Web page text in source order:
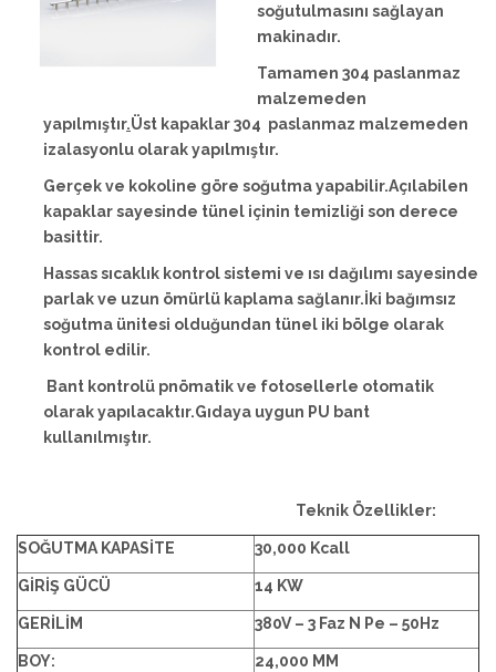
soğutulmasını sağlayan
makinadır.
Tamamen 304 paslanmaz
malzemeden
yapılmıştır.Üst kapaklar 304 paslanmaz malzemeden
izalasyonlu olarak yapılmıştır.
Gerçek ve kokoline göre soğutma yapabilir.Açılabilen
kapaklar sayesinde tünel içinin temizliği son derece
basittir.
Hassas sıcaklık kontrol sistemi ve ısı dağılımı sayesinde
parlak ve uzun ömürlü kaplama sağlanır.İki bağımsız
soğutma ünitesi olduğundan tünel iki bölge olarak
kontrol edilir.
Bant kontrolü pnömatik ve fotosellerle otomatik
olarak yapılacaktır.Gıdaya uygun PU bant
kullanılmıştır.
Teknik Özellikler:
SOĞUTMA KAPASİTE 30,000 Kcall
GİRİŞ GÜCÜ 14 KW
GERİLİM 380V – 3 Faz N Pe – 50Hz
BOY: 24,000 MM